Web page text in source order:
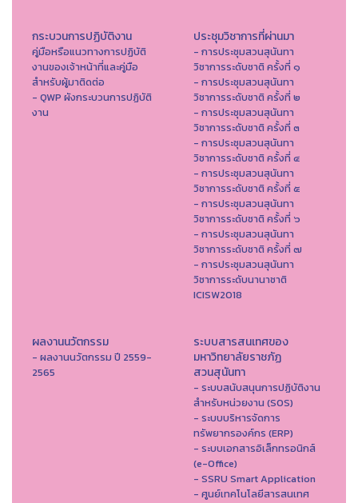
กระบวนการปฏิบัติงาน
คู่มือหรือแนวทางการปฏิบัติ
งานของเจ้าหน้าที่และคู่มือ
สำหรับผู้มาติดต่อ
- QWP ผังกระบวนการปฏิบัติ
งาน
ประชุมวิชาการที่ผ่านมา
- การประชุมสวนสุนันทา
วิชาการระดับชาติ ครั้งที่ ๑
- การประชุมสวนสุนันทา
วิชาการระดับชาติ ครั้งที่ ๒
- การประชุมสวนสุนันทา
วิชาการระดับชาติ ครั้งที่ ๓
- การประชุมสวนสุนันทา
วิชาการระดับชาติ ครั้งที่ ๔
- การประชุมสวนสุนันทา
วิชาการระดับชาติ ครั้งที่ ๕
- การประชุมสวนสุนันทา
วิชาการระดับชาติ ครั้งที่ ๖
- การประชุมสวนสุนันทา
วิชาการระดับชาติ ครั้งที่ ๗
- การประชุมสวนสุนันทา
วิชาการระดับนานาชาติ
ICISW2018
ผลงานนวัตกรรม
- ผลงานนวัตกรรม ปี 2559-
2565
ระบบสารสนเทศของ
มหาวิทยาลัยราชภัฏ
สวนสุนันทา
- ระบบสนับสนุนการปฏิบัติงาน
สำหรับหน่วยงาน (SOS)
- ระบบบริหารจัดการ
ทรัพยากรองค์กร (ERP)
- ระบบเอกสารอิเล็กทรอนิกส์
(e-Office)
- SSRU Smart Application
- ศูนย์เทคโนโลยีสารสนเทศ